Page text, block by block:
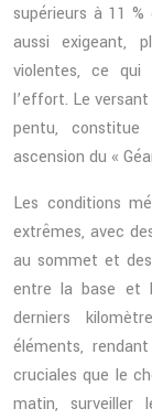
supérieurs à 11
aussi exigeant,
violentes, ce qui
l’effort. Le
pentu, constitue
ascension du «
Les conditions
extrêmes, avec
au sommet et
entre la base et
derniers
éléments,
cruciales que le
matin, surveiller